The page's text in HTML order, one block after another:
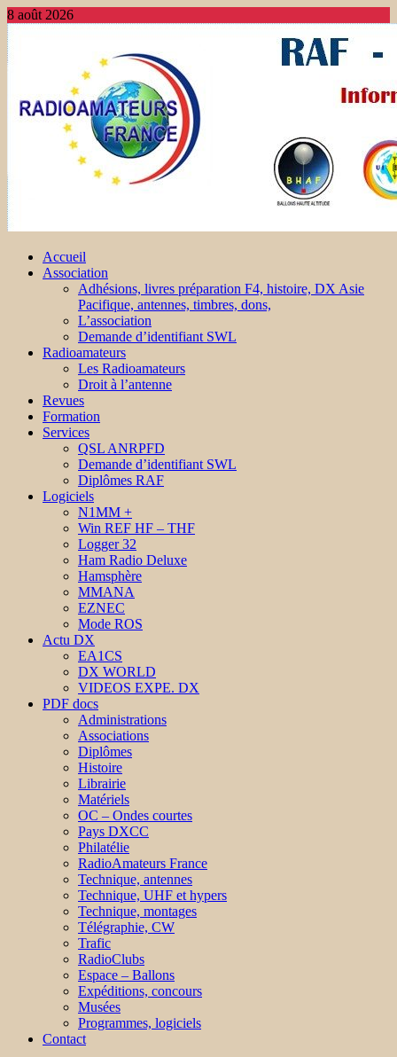
8 août 2026
Accueil
Association
Adhésions, livres préparation F4, histoire, DX Asie
Pacifique, antennes, timbres, dons,
L’association
Demande d’identifiant SWL
Radioamateurs
Les Radioamateurs
Droit à l’antenne
Revues
Formation
Services
QSL ANRPFD
Demande d’identifiant SWL
Diplômes RAF
Logiciels
N1MM +
Win REF HF – THF
Logger 32
Ham Radio Deluxe
Hamsphère
MMANA
EZNEC
Mode ROS
Actu DX
EA1CS
DX WORLD
VIDEOS EXPE. DX
PDF docs
Administrations
Associations
Diplômes
Histoire
Librairie
Matériels
OC – Ondes courtes
Pays DXCC
Philatélie
RadioAmateurs France
Technique, antennes
Technique, UHF et hypers
Technique, montages
Télégraphie, CW
Trafic
RadioClubs
Espace – Ballons
Expéditions, concours
Musées
Programmes, logiciels
Contact